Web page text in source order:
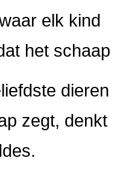
elk kind
het schaap
dieren
zegt, denkt